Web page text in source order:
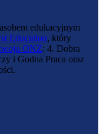
edukacyjnym
Education, który
ONZ: 4. Dobra
i Godna Praca oraz